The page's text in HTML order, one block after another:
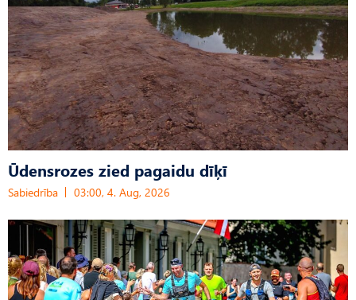
Ūdensrozes zied pagaidu dīķī
Sabiedrība 03:00, 4. Aug, 2026